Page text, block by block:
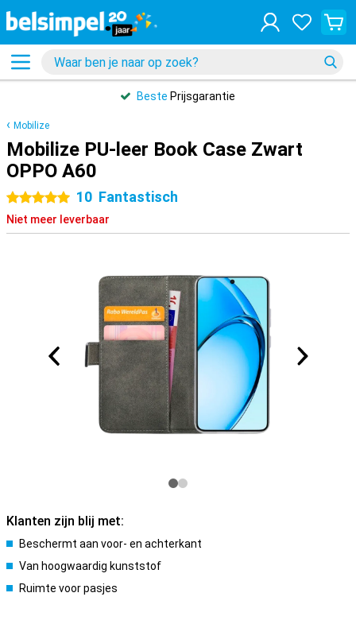
Beste Prijsgarantie
Mobilize
Mobilize PU-leer Book Case Zwart
OPPO A60
5 sterren10 Fantastisch
Niet meer leverbaar
Klanten zijn blij met:
Beschermt aan voor- en achterkant
Van hoogwaardig kunststof
Ruimte voor pasjes